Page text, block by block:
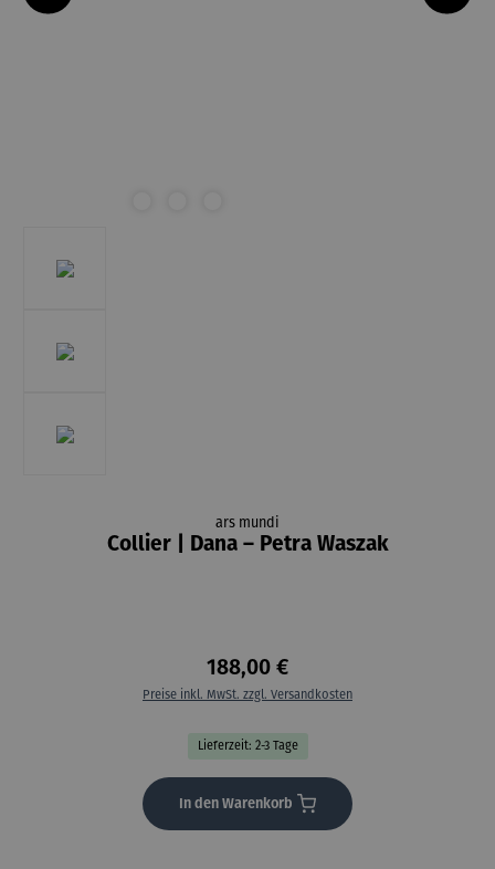
ars mundi
Collier | Dana – Petra Waszak
188,00 €
Preise inkl. MwSt. zzgl. Versandkosten
Lieferzeit: 2-3 Tage
In den Warenkorb